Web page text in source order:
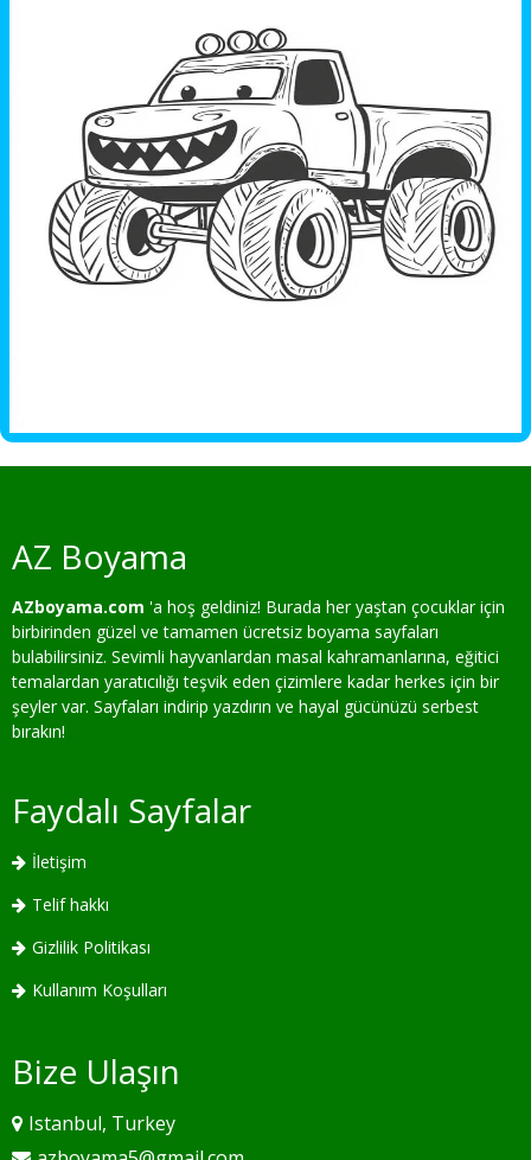
AZ Boyama
AZboyama.com 'a hoş geldiniz! Burada her yaştan çocuklar için
birbirinden güzel ve tamamen ücretsiz boyama sayfaları
bulabilirsiniz. Sevimli hayvanlardan masal kahramanlarına, eğitici
temalardan yaratıcılığı teşvik eden çizimlere kadar herkes için bir
şeyler var. Sayfaları indirip yazdırın ve hayal gücünüzü serbest
bırakın!
Faydalı Sayfalar
İletişim
Telif hakkı
Gizlilik Politikası
Kullanım Koşulları
Bize Ulaşın
Istanbul, Turkey